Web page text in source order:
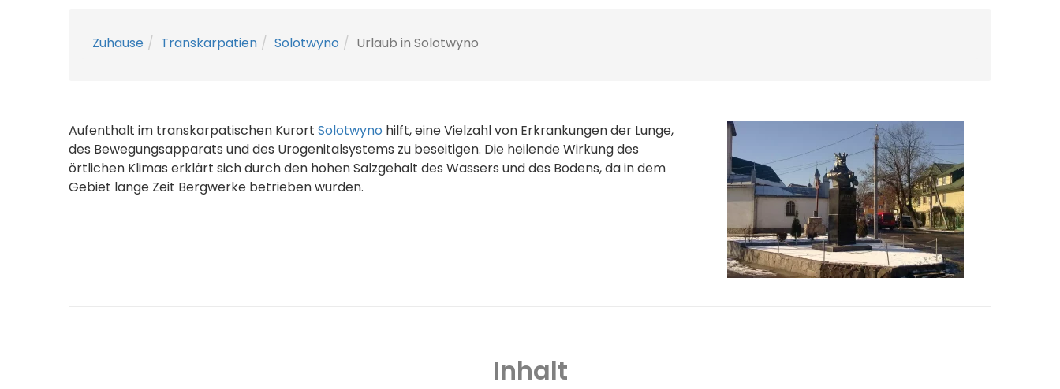
Zuhause Transkarpatien Solotwyno Urlaub in Solotwyno
Aufenthalt im transkarpatischen Kurort Solotwyno hilft, eine Vielzahl von Erkrankungen der Lunge,
des Bewegungsapparats und des Urogenitalsystems zu beseitigen. Die heilende Wirkung des
örtlichen Klimas erklärt sich durch den hohen Salzgehalt des Wassers und des Bodens, da in dem
Gebiet lange Zeit Bergwerke betrieben wurden.
Inhalt